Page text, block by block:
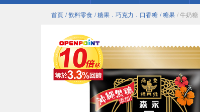
首頁 / 飲料零食 / 糖果．巧克力．口香糖 / 糖果 / 牛奶糖